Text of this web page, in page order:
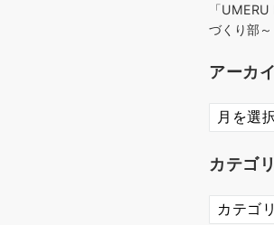
「
づくり部
アーカ
ア
ー
イ
カテゴ
カ
テ